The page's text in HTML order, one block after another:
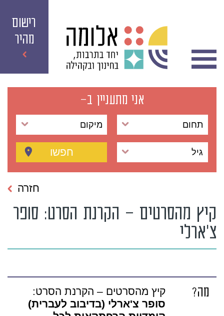
רישום
מהיר
אני מתעניין ב-
תחום מיקום
גיל חפשו
קיץ מהסרטים – הקרנת הסרט: סופר
צ'ארלי
חזרה
מה?
קיץ מהסרטים – הקרנת הסרט:
סופר צ'ארלי (בדיבוב לעברית)